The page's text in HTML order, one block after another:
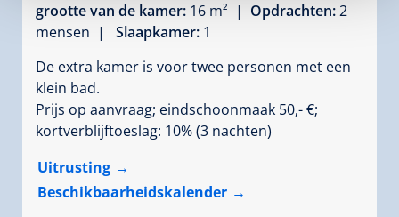
grootte van de kamer: 16 m² | Opdrachten:2
mensen |
Slaapkamer: 1
De extra kamer is voor twee personen met een
klein bad.
Prijs op aanvraag; eindschoonmaak 50,- €;
kortverblijftoeslag: 10% (3 nachten)
Uitrusting
Beschikbaarheidskalender